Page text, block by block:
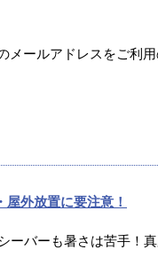
メールアドレスをご利
屋外放置に要注意！
ーバーも暑さは苦手！